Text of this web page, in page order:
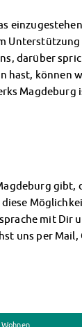
darüber
hast, können
Magdeburg
mit Dir
uns per Mail,
Wohnen